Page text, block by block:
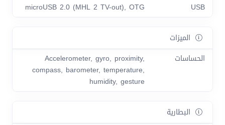
USB
microUSB 2.0 (MHL 2 TV-out), OTG
الميزات
الحساسات
Accelerometer, gyro, proximity,
compass, barometer, temperature,
humidity, gesture
البطارية